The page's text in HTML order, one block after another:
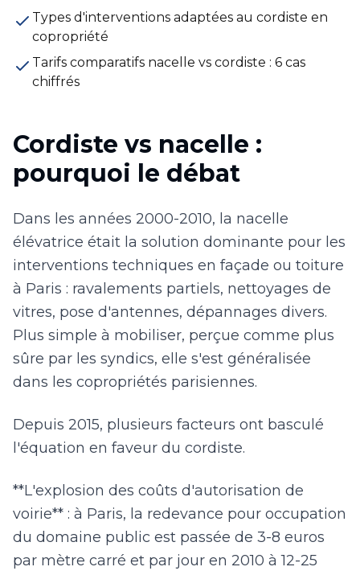
Types d'interventions adaptées au cordiste en
copropriété
Tarifs comparatifs nacelle vs cordiste : 6 cas
chiffrés
Cordiste vs nacelle :
pourquoi le débat
Dans les années 2000-2010, la nacelle
élévatrice était la solution dominante pour les
interventions techniques en façade ou toiture
à Paris : ravalements partiels, nettoyages de
vitres, pose d'antennes, dépannages divers.
Plus simple à mobiliser, perçue comme plus
sûre par les syndics, elle s'est généralisée
dans les copropriétés parisiennes.
Depuis 2015, plusieurs facteurs ont basculé
l'équation en faveur du cordiste.
**L'explosion des coûts d'autorisation de
voirie** : à Paris, la redevance pour occupation
du domaine public est passée de 3-8 euros
par mètre carré et par jour en 2010 à 12-25